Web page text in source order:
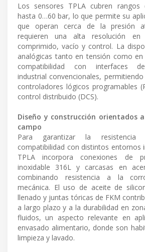
Los sensores TPLA cubren
hasta 0…60 bar, lo que permite su
que operan cerca de la presión
requieren una alta resolución
comprimido, vacío y control. La
analógicas tanto en tensión como
compatibilidad con interfaces
industrial convencionales,
controladores lógicos programables
control distribuido (DCS).
Diseño y construcción orientados
campo
Para garantizar la
compatibilidad con distintos entornos
TPLA incorpora conexiones de
inoxidable 316L y carcasas en
combinando resistencia a la
mecánica. El uso de aceite de
llenado y juntas tóricas de FKM
a largo plazo y a la durabilidad en
fluidos, un aspecto relevante en
envasado alimentario, donde son
limpieza y lavado.